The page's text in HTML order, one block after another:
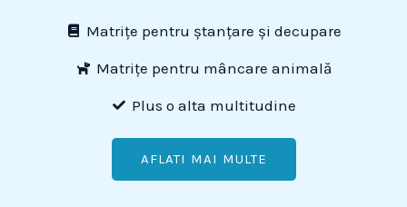
Matrițe pentru ștanțare și decupare
Matrițe pentru mâncare animală
Plus o alta multitudine
AFLATI MAI MULTE